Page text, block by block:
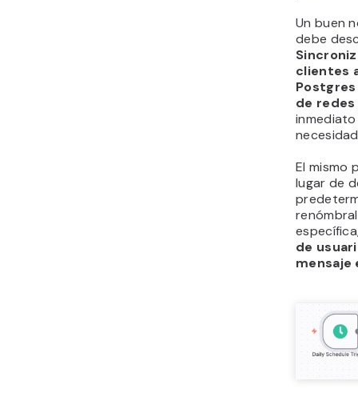
Un buen
debe
clientes
Postgres
de
El mismo
lugar de
de
mensaje